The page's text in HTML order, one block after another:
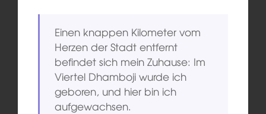
Einen knappen Kilometer vom
Herzen der Stadt entfernt
befindet sich mein Zuhause: Im
Viertel Dhamboji wurde ich
geboren, und hier bin ich
aufgewachsen.